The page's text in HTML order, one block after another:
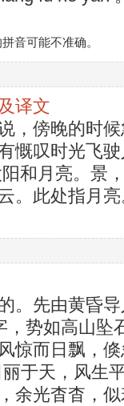
音可能不准确。
译文
，傍晚的时
慨叹时光飞
和月亮。景
。此处指月
。先由黄昏导
，势如高山
惊而日飘，
于天，风生
余光杳杳，似